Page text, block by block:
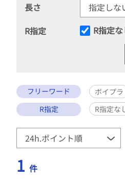
長さ
R指定
R指定な
フリーワード
ボイプラ
R指定
R指定な
1 件